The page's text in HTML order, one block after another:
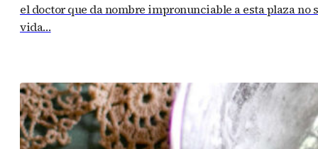
el doctor que da nombre impronunciable a esta plaza
vida…